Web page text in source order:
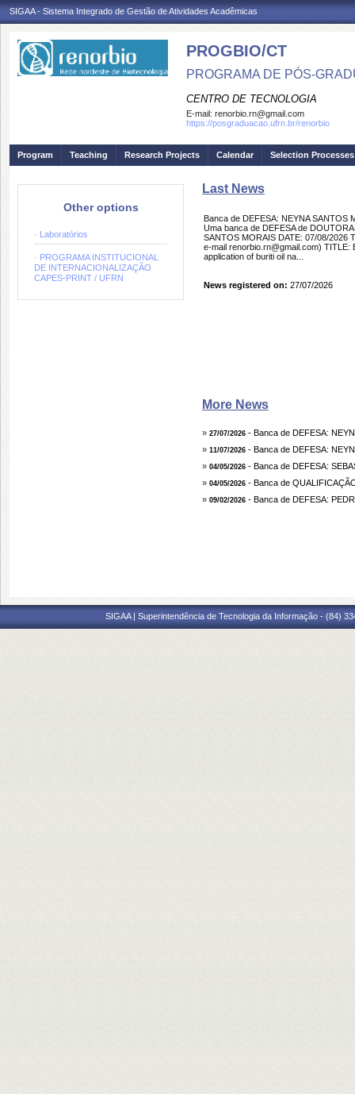
SIGAA - Sistema Integrado de Gestão de Atividades Acadêmicas
PROGBIO/CT
PROGRAMA DE PÓS-
CENTRO DE TECNOLOGIA
E-mail: renorbio.rn@gmail.com
https://posgraduacao.ufrn.br/renorbio
Program Teaching Research Projects Calendar Selection Processes
Other options
· Laboratórios
· PROGRAMA INSTITUCIONAL
DE INTERNACIONALIZAÇÃO
CAPES-PRINT / UFRN
Last News
Banca de DEFESA: NEYNA SANTOS
Uma banca de DEFESA de
SANTOS MORAIS DATE: 07/08/2026
e-mail renorbio.rn@gmail.com) TITLE:
application of buriti oil na...
News registered on: 27/07/2026
More News
» 27/07/2026 - Banca de DEFESA:
» 11/07/2026 - Banca de DEFESA:
» 04/05/2026 - Banca de DEFESA:
» 04/05/2026 - Banca de
» 09/02/2026 - Banca de DEFESA:
SIGAA | Superintendência de Tecnologia da Informação - (84)